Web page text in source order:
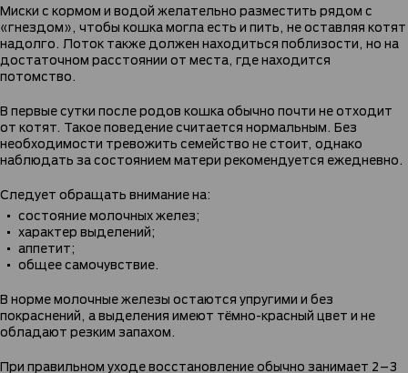
Миски с кормом и водой желательно разместить рядом с
«гнездом», чтобы кошка могла есть и пить, не оставляя котят
надолго. Лоток также должен находиться поблизости, но на
достаточном расстоянии от места, где находится
потомство.
В первые сутки после родов кошка обычно почти не отходит
от котят. Такое поведение считается нормальным. Без
необходимости тревожить семейство не стоит, однако
наблюдать за состоянием матери рекомендуется ежедневно.
Следует обращать внимание на:
состояние молочных желез;
характер выделений;
аппетит;
общее самочувствие.
В норме молочные железы остаются упругими и без
покраснений, а выделения имеют тёмно-красный цвет и не
обладают резким запахом.
При правильном уходе восстановление обычно занимает 2–3